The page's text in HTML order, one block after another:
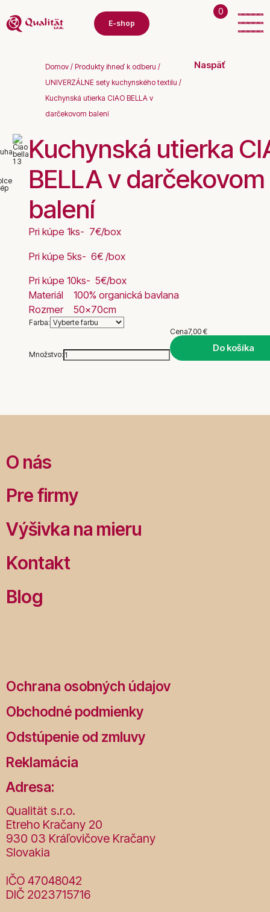
E-shop
0
Domov / Produkty ihneď k odberu /
UNIVERZÁLNE sety kuchynského textilu /
Kuchynská utierka CIAO BELLA v
darčekovom balení
Naspäť
Kuchynská utierka
BELLA v darčekovom
balení
Pri kúpe 1ks- 7€/box
Pri kúpe 5ks- 6€ /box
Pri kúpe 10ks- 5€/box
Materiál
100% organická bavlana
Rozmer
50x70cm
Farba:
Množstvo:
Cena7,00 €
Do košíka
O nás
Pre firmy
Výšivka na mieru
Kontakt
Blog
Ochrana osobných údajov
Obchodné podmienky
Odstúpenie od zmluvy
Reklamácia
Adresa:
Qualität s.r.o.
Etreho Kračany 20
930 03 Kráľovičove Kračany
Slovakia
IČO 47048042
DIČ 2023715716